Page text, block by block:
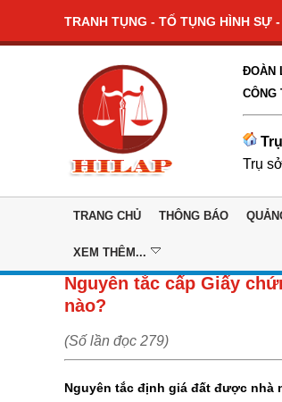
TRANH TỤNG - TỐ TỤNG HÌNH SỰ
ĐOÀN
CÔNG
Trụ
TRANG CHỦ THÔNG BÁO
XEM THÊM...
Nguyên tắc cấp Giấy
nào?
(Số lần đọc 279)
Nguyên tắc định giá đất được nhà